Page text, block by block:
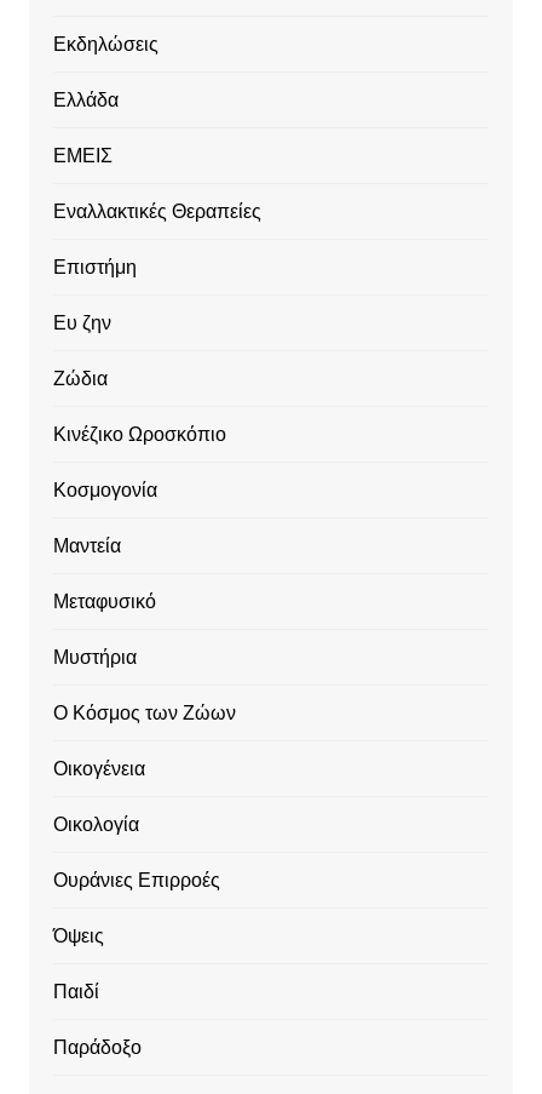
Εκδηλώσεις
Ελλάδα
ΕΜΕΙΣ
Εναλλακτικές Θεραπείες
Επιστήμη
Ευ ζην
Ζώδια
Κινέζικο Ωροσκόπιο
Κοσμογονία
Μαντεία
Μεταφυσικό
Μυστήρια
Ο Κόσμος των Ζώων
Οικογένεια
Οικολογία
Ουράνιες Επιρροές
Όψεις
Παιδί
Παράδοξο